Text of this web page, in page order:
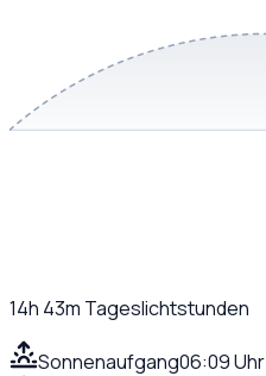
14h 43m Tageslichtstunden
Sonnenaufgang06:09 Uhr